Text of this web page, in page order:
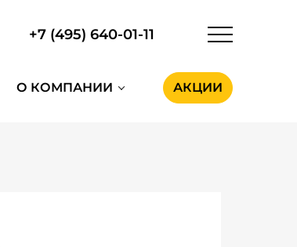
+7 (495) 640-01-11
О КОМПАНИИ АКЦИИ